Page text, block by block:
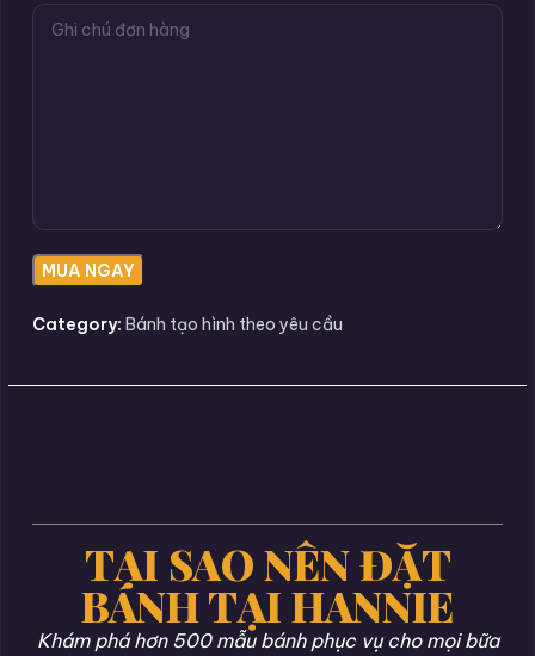
Category: Bánh tạo hình theo yêu cầu
TẠI SAO NÊN ĐẶT
BÁNH TẠI HANNIE
Khám phá hơn 500 mẫu bánh phục vụ cho mọi bữa